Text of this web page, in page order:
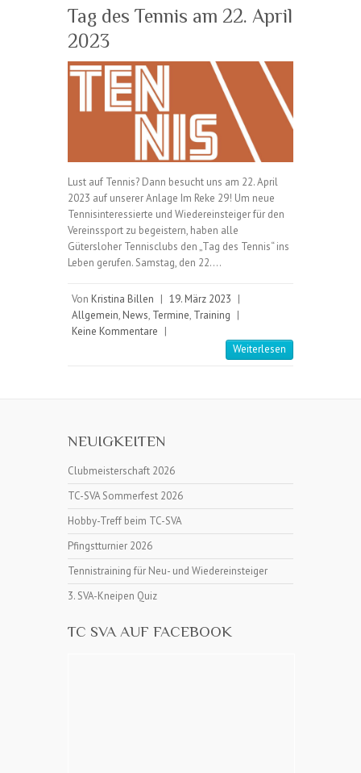
Tag des Tennis am 22. April
2023
Lust auf Tennis? Dann besucht uns am 22. April
2023 auf unserer Anlage Im Reke 29! Um neue
Tennisinteressierte und Wiedereinsteiger für den
Vereinssport zu begeistern, haben alle
Gütersloher Tennisclubs den „Tag des Tennis“ ins
Leben gerufen. Samstag, den 22.…
Von Kristina Billen | 19. März 2023 |
Allgemein, News, Termine, Training |
Keine Kommentare |
Weiterlesen
NEUIGKEITEN
Clubmeisterschaft 2026
TC-SVA Sommerfest 2026
Hobby-Treff beim TC-SVA
Pfingstturnier 2026
Tennistraining für Neu- und Wiedereinsteiger
3. SVA-Kneipen Quiz
TC SVA AUF FACEBOOK